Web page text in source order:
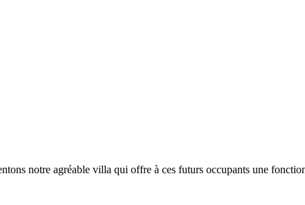
notre agréable villa qui offre à ces futurs occupants une